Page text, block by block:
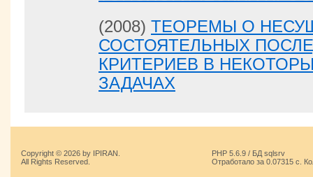
(2008) ТЕОРЕМЫ О
СОСТОЯТЕЛЬНЫХ
КРИТЕРИЕВ В
ЗАДАЧАХ
Copyright © 2026 by IPIRAN.
All Rights Reserved.
PHP 5.6.9 / БД sqlsrv
Отработало за 0.07315 с.